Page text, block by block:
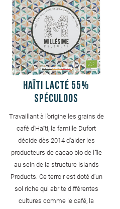
Haïti Lacté 55%
Spéculoos
Travaillant à l’origine les grains de
café d'Haïti, la famille Dufort
décide dès 2014 d’aider les
producteurs de cacao bio de l’île
au sein de la structure Islands
Products. Ce terroir est doté d'un
sol riche qui abrite différentes
cultures comme le café, la